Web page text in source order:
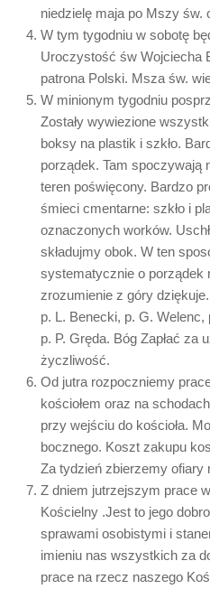
niedzielę maja po Mszy św.
W tym tygodniu w sobotę
Uroczystość św Wojciecha
patrona Polski. Msza św.
W minionym tygodniu
Zostały wywiezione
boksy na plastik i szkło.
porządek. Tam spoczywają
teren poświęcony. Bardzo
śmieci cmentarne: szkło i
oznaczonych worków.
składujmy obok. W ten
systematycznie o porządek
zrozumienie z góry
p. L. Benecki, p. G.
p. P. Gręda. Bóg Zapłać za
życzliwość.
Od jutra rozpoczniemy
kościołem oraz na
przy wejściu do kościoła.
bocznego. Koszt zakupu
Za tydzień zbierzemy ofiary
Z dniem jutrzejszym prace
Kościelny .Jest to jego
sprawami osobistymi i
imieniu nas wszystkich za
prace na rzecz naszego